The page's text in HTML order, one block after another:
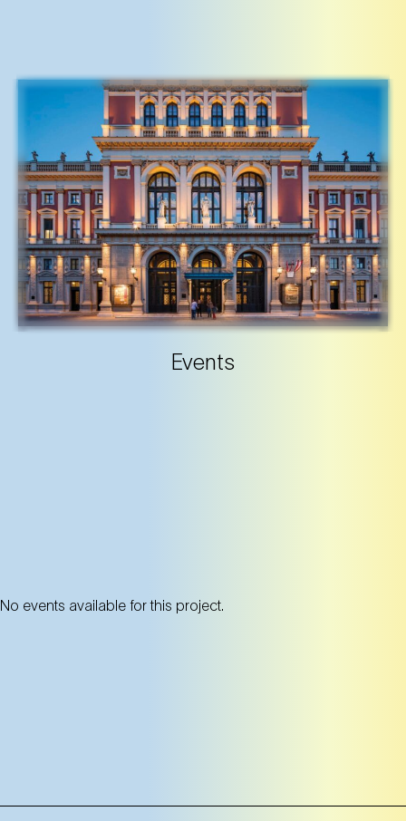
Events
No events available for this project.